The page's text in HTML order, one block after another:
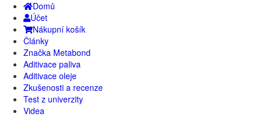
Domů
Účet
Nákupní košík
Články
Značka Metabond
Aditivace paliva
Aditivace oleje
Zkušenosti a recenze
Test z univerzity
Videa